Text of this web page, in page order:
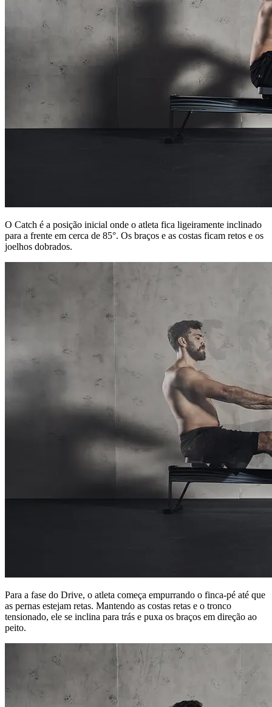
O Catch é a posição inicial onde o atleta fica ligeiramente inclinado
para a frente em cerca de 85°. Os braços e as costas ficam retos e os
joelhos dobrados.
Para a fase do Drive, o atleta começa empurrando o finca-pé até que
as pernas estejam retas. Mantendo as costas retas e o tronco
tensionado, ele se inclina para trás e puxa os braços em direção ao
peito.